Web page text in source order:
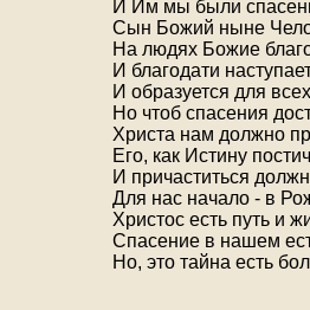
И Им мы были
Сын Божий ныне
На людях Божие
И благодати
И образуется для
Но чтоб спасения
Христа нам должно
Его, как Истину
И причаститься
Для нас начало - в
Христос есть путь и
Спасение в нашем
Но, это тайна есть